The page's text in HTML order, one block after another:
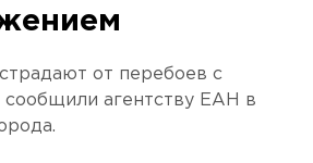
от перебоев с
сообщили агентству ЕАН в